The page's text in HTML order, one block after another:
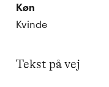
Køn
Kvinde
Tekst på vej